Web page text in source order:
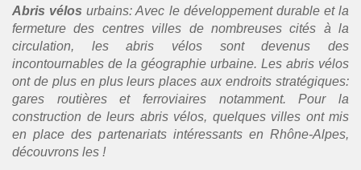
Abris vélos urbains: Avec le développement durable et la
fermeture des centres villes de nombreuses cités à la
circulation, les abris vélos sont devenus des
incontournables de la géographie urbaine. Les abris vélos
ont de plus en plus leurs places aux endroits stratégiques:
gares routières et ferroviaires notamment. Pour la
construction de leurs abris vélos, quelques villes ont mis
en place des partenariats intéressants en Rhône-Alpes,
découvrons les !